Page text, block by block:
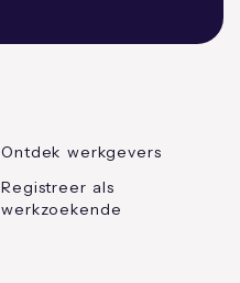
Ontdek werkgevers
Registreer als
werkzoekende